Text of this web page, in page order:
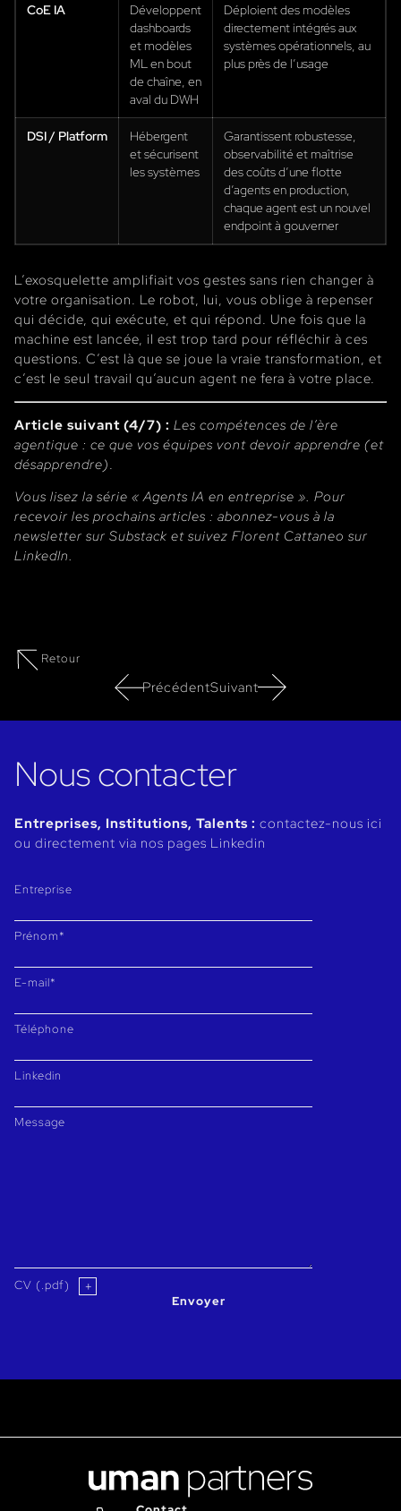
CoE IA
Développent
dashboards
et modèles
ML en bout
de chaîne, en
aval du DWH
Déploient des modèles
directement intégrés aux
systèmes opérationnels, au
plus près de l’usage
DSI / Platform
Hébergent
et sécurisent
les systèmes
Garantissent robustesse,
observabilité et maîtrise
des coûts d’une flotte
d’agents en production,
chaque agent est un nouvel
endpoint à gouverner
L’exosquelette amplifiait vos gestes sans rien changer à
votre organisation. Le robot, lui, vous oblige à repenser
qui décide, qui exécute, et qui répond. Une fois que la
machine est lancée, il est trop tard pour réfléchir à ces
questions. C’est là que se joue la vraie transformation, et
c’est le seul travail qu’aucun agent ne fera à votre place.
Article suivant (4/7) : Les compétences de l’ère
agentique : ce que vos équipes vont devoir apprendre (et
désapprendre).
Vous lisez la série « Agents IA en entreprise ». Pour
recevoir les prochains articles : abonnez-vous à la
newsletter sur Substack et suivez Florent Cattaneo sur
LinkedIn.
Retour
PrécédentSuivant
Nous contacter
Entreprises, Institutions, Talents : contactez-nous ici
ou directement via nos pages Linkedin
Entreprise
Prénom*
E-mail*
Téléphone
Linkedin
Message
CV (.pdf)
Envoyer